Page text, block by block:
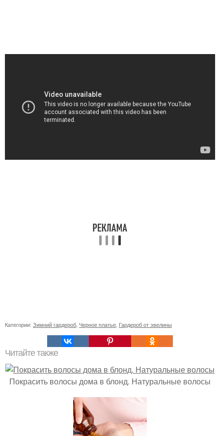
Категории: Зимний гардероб Черное платье Гардероб от эвелины
Читайте также
Покрасить волосы дома в блонд. Натуральные волосы